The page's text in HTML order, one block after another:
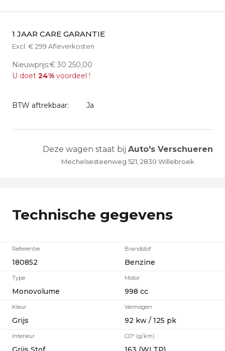
1 JAAR CARE GARANTIE
Excl. € 299 Afleverkosten
Nieuwprijs:€ 30 250,00
U doet 24% voordeel !
BTW aftrekbaar: Ja
Deze wagen staat bij Auto's Verschueren
Mechelsesteenweg 521, 2830 Willebroek
Technische gegevens
Referentie
180852
Type
Monovolume
Kleur
Grijs
Interieur
Brandstof
Benzine
Motor
998 cc
Vermogen
92 kw / 125 pk
CO² (g/km)